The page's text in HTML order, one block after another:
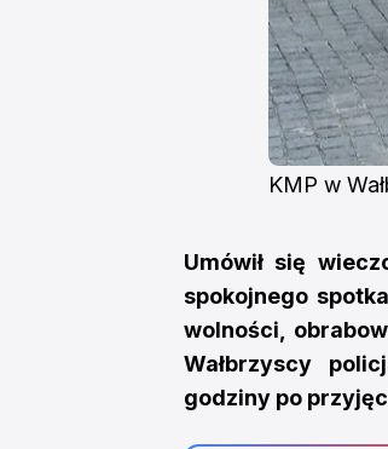
KMP w
Umówił się
spokojnego
wolności,
Wałbrzyscy
godziny po